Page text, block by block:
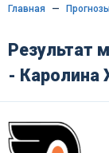
Как тут
Главная
Результат
- Каролина